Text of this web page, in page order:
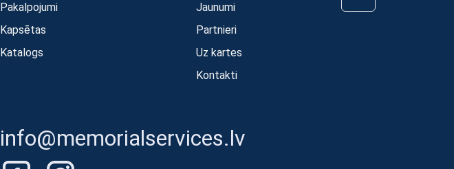
Pakalpojumi
Kapsētas
Katalogs
Jaunumi
Partnieri
Uz kartes
Kontakti
info@memorialservices.lv